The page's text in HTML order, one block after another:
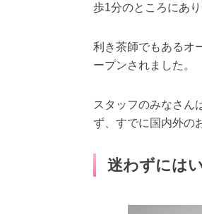
歩1分のところにあり
利き茶師でもあるオ
ープンされました。
スタッフのみなさん
ず、すでに国内外の
迷わずには